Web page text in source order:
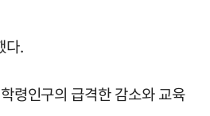
다.
령인구의 급격한 감소와 교육